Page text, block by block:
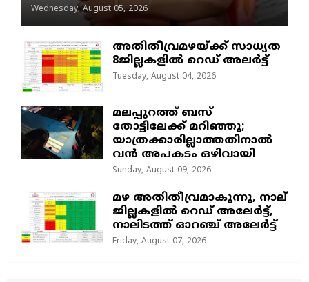
Wednesday, August 05, 2026
അതിതീവ്രമഴയ്ക്ക് സാധ്യത
8ജില്ലകളിൽ റെഡ് അലർട്ട്
Tuesday, August 04, 2026
മലപ്പുറത്ത് ബസ്
തോട്ടിലേക്ക് മറിഞ്ഞു;
യാത്രക്കാരില്ലാത്തതിനാൽ
വൻ അപകടം ഒഴിവായി
Sunday, August 09, 2026
മഴ അതിതീവ്രമാകുന്നു, നാല്
ജില്ലകളില്‍ റെഡ് അലേര്‍ട്ട്‌,
നാലിടത്ത് ഓറഞ്ച് അലേർട്ട്
Friday, August 07, 2026